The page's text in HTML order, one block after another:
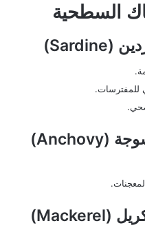
السطحية
للمفترسات.